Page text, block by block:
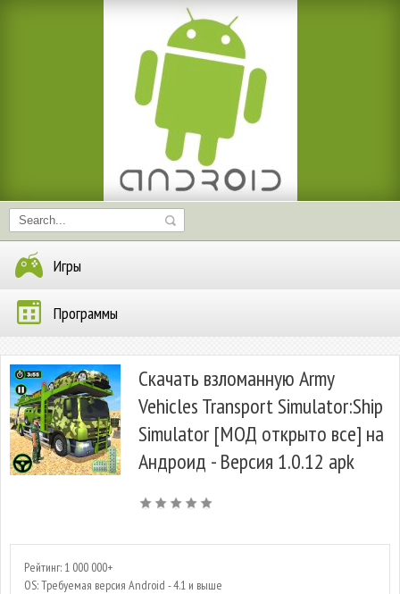
Игры
Программы
Скачать взломанную Army
Vehicles Transport Simulator:Ship
Simulator [МОД открыто все] на
Андроид - Версия 1.0.12 apk
Рейтинг: 1 000 000+
OS: Требуемая версия Android - 4.1 и выше